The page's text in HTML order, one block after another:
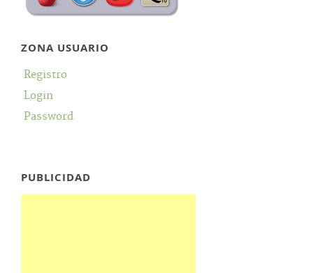
ZONA USUARIO
Registro
Login
Password
PUBLICIDAD